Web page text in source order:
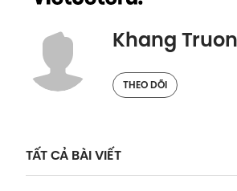
Khang
THEO DÕI
TẤT CẢ BÀI VIẾT